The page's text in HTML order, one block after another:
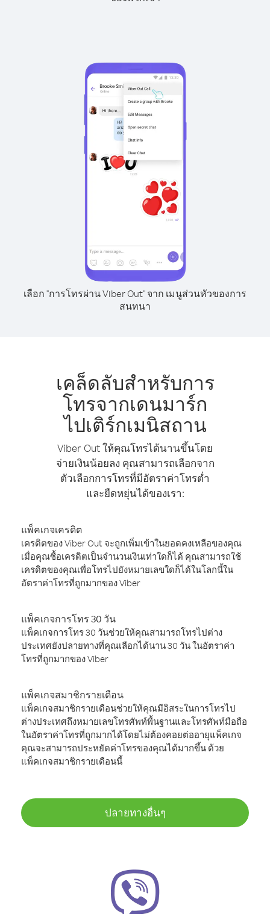
เลือก "การโทรผ่าน Viber Out" จาก เมนูส่วนหัวของการ
สนทนา
เคล็ดลับสำหรับการ
โทรจากเดนมาร์ก
ไปเติร์กเมนิสถาน
Viber Out ให้คุณโทรได้นานขึ้นโดย
จ่ายเงินน้อยลง คุณสามารถเลือกจาก
ตัวเลือกการโทรที่มีอัตราค่าโทรต่ำ
และยืดหยุ่นได้ของเรา:
แพ็คเกจเครดิต
เครดิตของ Viber Out จะถูกเพิ่มเข้าในยอดคงเหลือของคุณ
เมื่อคุณซื้อเครดิตเป็นจำนวนเงินเท่าใดก็ได้ คุณสามารถใช้
เครดิตของคุณเพื่อโทรไปยังหมายเลขใดก็ได้ในโลกนี้ใน
อัตราค่าโทรที่ถูกมากของ Viber
แพ็คเกจการโทร 30 วัน
แพ็คเกจการโทร 30 วันช่วยให้คุณสามารถโทรไปต่าง
ประเทศยังปลายทางที่คุณเลือกได้นาน 30 วัน ในอัตราค่า
โทรที่ถูกมากของ Viber
แพ็คเกจสมาชิกรายเดือน
แพ็คเกจสมาชิกรายเดือนช่วยให้คุณมีอิสระในการโทรไป
ต่างประเทศถึงหมายเลขโทรศัพท์พื้นฐานและโทรศัพท์มือถือ
ในอัตราค่าโทรที่ถูกมากได้โดยไม่ต้องคอยต่ออายุแพ็คเกจ
คุณจะสามารถประหยัดค่าโทรของคุณได้มากขึ้น ด้วย
แพ็คเกจสมาชิกรายเดือนนี้
ปลายทางอื่นๆ